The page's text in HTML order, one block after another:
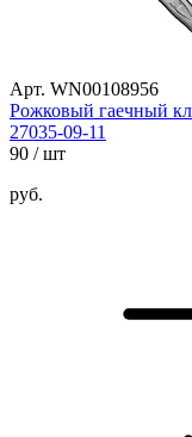
Арт. WN00108956
Рожковый гаечный
27035-09-11
90 / шт
руб.